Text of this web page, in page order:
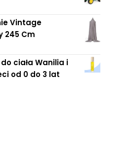
Vintage
245 Cm
ciała Wanilia i
od 0 do 3 lat